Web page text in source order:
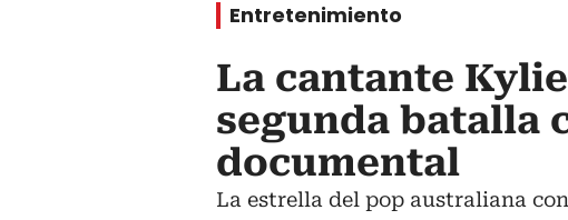
Entretenimiento
La cantante
segunda batalla
documental
La estrella del pop australiana